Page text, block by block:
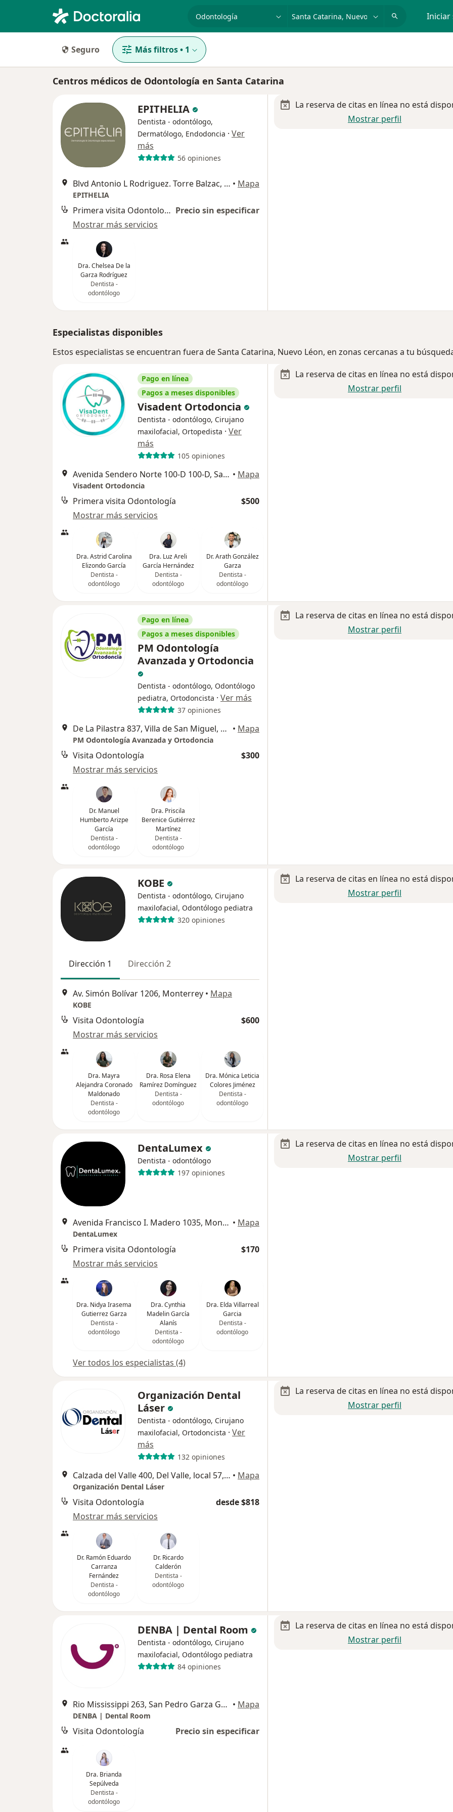
especialidad, enfermedad o nombre Iniciar
Seguro Más filtros• 1
Centros médicos de Odontología en Santa Catarina
EPITHELIA
Dentista - odontólogo,
Dermatólogo, Endodoncia · Ver
más
56 opiniones
Blvd Antonio L Rodriguez. Torre Balzac, local A202, Col. Santa María., Monterrey • Mapa
EPITHELIA
Primera visita Odontología Precio sin especificar
Mostrar más servicios
Dra. Chelsea De la
Garza Rodríguez
Dentista -
odontólogo
La reserva de citas en línea no está
Mostrar perfil
Especialistas disponibles
Estos especialistas se encuentran fuera de Santa Catarina, Nuevo Léon, en zonas cercanas a tu
Pago en línea
Pagos a meses disponibles
Visadent Ortodoncia
Dentista - odontólogo, Cirujano
maxilofacial, Ortopedista · Ver
más
105 opiniones
Avenida Sendero Norte 100-D 100-D, San Nicolás de los Garza • Mapa
Visadent Ortodoncia
Primera visita Odontología
$500
Mostrar más servicios
Dra. Astrid Carolina
Elizondo García
Dentista -
odontólogo
Dra. Luz Areli
García Hernández
Dentista -
odontólogo
Dr. Arath González
Garza
Dentista -
odontólogo
La reserva de citas en línea no está
Mostrar perfil
Pago en línea
Pagos a meses disponibles
PM Odontología
Avanzada y Ortodoncia
Dentista - odontólogo, Odontólogo
pediatra, Ortodoncista · Ver más
37 opiniones
De La Pilastra 837, Villa de San Miguel, Guadalupe • Mapa
PM Odontología Avanzada y Ortodoncia
Visita Odontología
$300
Mostrar más servicios
Dr. Manuel
Humberto Arizpe
García
Dentista -
odontólogo
Dra. Priscila
Berenice Gutiérrez
Martínez
Dentista -
odontólogo
La reserva de citas en línea no está
Mostrar perfil
KOBE
Dentista - odontólogo, Cirujano
maxilofacial, Odontólogo pediatra
320 opiniones
Dirección 1 Dirección 2
Av. Simón Bolívar 1206, Monterrey • Mapa
KOBE
Visita Odontología
$600
Mostrar más servicios
Dra. Mayra
Alejandra Coronado
Maldonado
Dentista -
odontólogo
Dra. Rosa Elena
Ramírez Domínguez
Dentista -
odontólogo
Dra. Mónica Leticia
Colores Jiménez
Dentista -
odontólogo
La reserva de citas en línea no está
Mostrar perfil
DentaLumex
Dentista - odontólogo
197 opiniones
Avenida Francisco I. Madero 1035, Monterrey • Mapa
DentaLumex
Primera visita Odontología
$170
Mostrar más servicios
Dra. Nidya Irasema
Gutierrez Garza
Dentista -
odontólogo
Dra. Cynthia
Madelin García
Alanís
Dentista -
odontólogo
Dra. Elda Villarreal
Garcia
Dentista -
odontólogo
Ver todos los especialistas (4)
La reserva de citas en línea no está
Mostrar perfil
Organización Dental
Láser
Dentista - odontólogo, Cirujano
maxilofacial, Ortodoncista · Ver
más
132 opiniones
Calzada del Valle 400, Del Valle, local 57, San Pedro Garza Garcia • Mapa
Organización Dental Láser
Visita Odontología
desde $818
Mostrar más servicios
Dr. Ramón Eduardo
Carranza
Fernández
Dentista -
odontólogo
Dr. Ricardo
Calderón
Dentista -
odontólogo
La reserva de citas en línea no está
Mostrar perfil
DENBA | Dental Room
Dentista - odontólogo, Cirujano
maxilofacial, Odontólogo pediatra
84 opiniones
Rio Mississippi 263, San Pedro Garza Garcia • Mapa
DENBA | Dental Room
Visita Odontología Precio sin especificar
Dra. Brianda
Sepúlveda
Dentista -
odontólogo
La reserva de citas en línea no está
Mostrar perfil